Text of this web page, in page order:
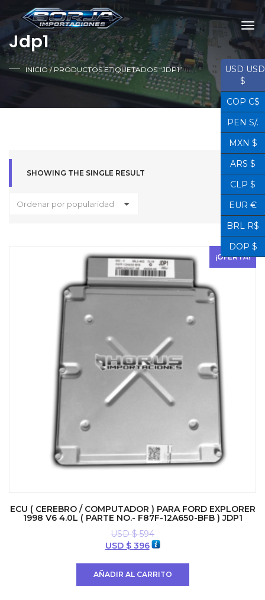
Jdp1
INICIO/ PRODUCTOS ETIQUETADOS “JDP1”
SHOWING THE SINGLE RESULT
Ordenar por popularidad
¡OFERTA!
ECU ( CEREBRO / COMPUTADOR ) PARA FORD EXPLORER
1998 V6 4.0L ( PARTE NO.- F87F-12A650-BFB ) JDP1
USD $594
El
USD $396El
AÑADIR AL CARRITO
USD USD
$
COP C$
PEN S/.
MXN $
ARS $
CLP $
EUR €
BRL R$
DOP $